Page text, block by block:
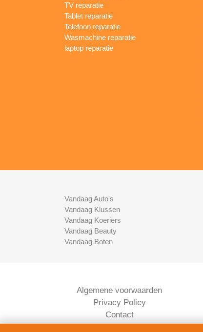
TV reparatie
Tablet reparatie
Telefoon reparatie
Wasmachine reparatie
laptop reparatie
Vandaag Auto's
Vandaag Klussen
Vandaag Koeriers
Vandaag Beauty
Vandaag Boten
Algemene voorwaarden
Privacy Policy
Contact